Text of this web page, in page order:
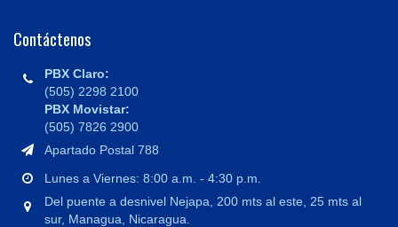
Contáctenos
PBX Claro:
(505) 2298 2100
PBX Movistar:
(505) 7826 2900
Apartado Postal 788
Lunes a Viernes: 8:00 a.m. - 4:30 p.m.
Del puente a desnivel Nejapa, 200 mts al este, 25 mts al
sur, Managua, Nicaragua.